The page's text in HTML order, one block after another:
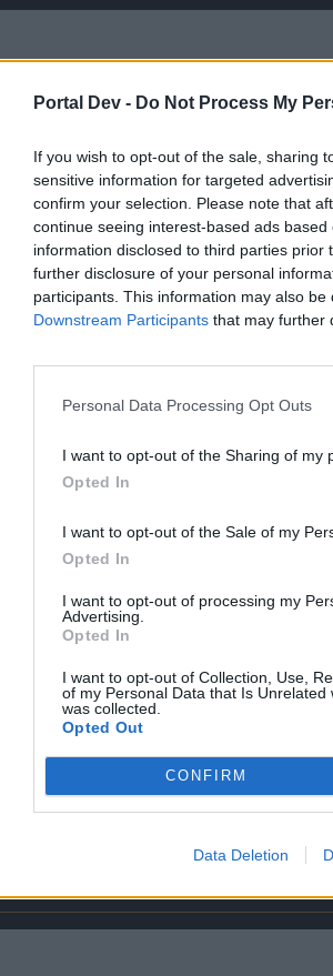
Portal Dev - Do Not Process My
If you wish to opt-out of the sale, sharing
sensitive information for targeted
confirm your selection. Please note that
continue seeing interest-based ads
information disclosed to third parties
further disclosure of your personal
participants. This information may also
Downstream Participants that may further
Personal Data Processing Opt Outs
I want to opt-out of the Sharing of my
Opted In
I want to opt-out of the Sale of my
Opted In
I want to opt-out of processing my
Advertising.
Opted In
I want to opt-out of Collection, Use,
of my Personal Data that Is
was collected.
Opted Out
CONFIRM
Data Deletion
dunklen Seite. Furcht führt zu Wut…Wut führt zu